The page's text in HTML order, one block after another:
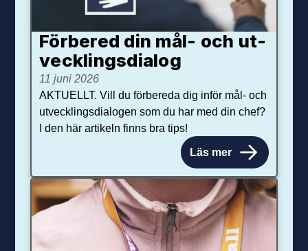
Förbered din mål- och ut­
veck­lings­dialog
11 juni 2026
AKTUELLT. Vill du förbereda dig inför mål- och
utvecklingsdialogen som du har med din chef?
I den här artikeln finns bra tips!
Läs mer